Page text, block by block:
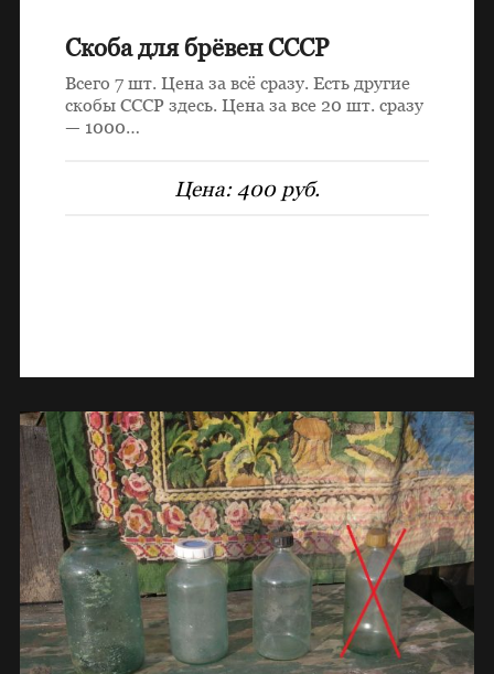
Скоба для брёвен СССР
Всего 7 шт. Цена за всё сразу. Есть другие
скобы СССР здесь. Цена за все 20 шт. сразу
— 1000…
Цена:400 руб.